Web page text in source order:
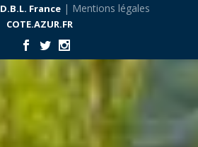
D.B.L. France| Mentions légales
COTE.AZUR.FR